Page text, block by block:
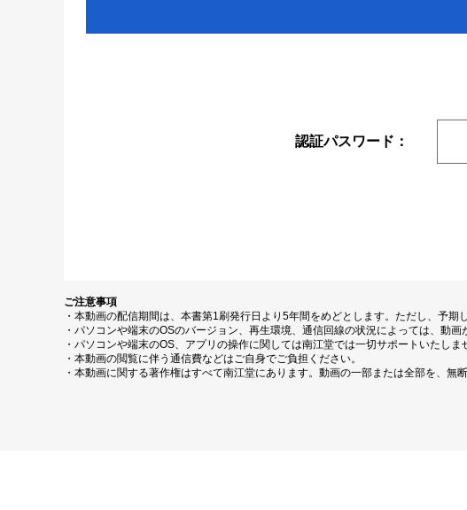
認証パスワード：
ご注意事項
・本動画の配信期間は、本書第1刷発行日より5年間をめどとします。ただし、予
・パソコンや端末のOSのバージョン、再生環境、通信回線の状況によっては、動画
・パソコンや端末のOS、アプリの操作に関しては南江堂では一切サポートいたしま
・本動画の閲覧に伴う通信費などはご自身でご負担ください。
・本動画に関する著作権はすべて南江堂にあります。動画の一部または全部を、